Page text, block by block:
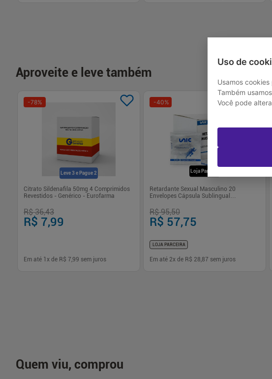
Uso de
Usamos
Também
Você pode
Aproveite e leve também
Leve 3 e Pague 2
-78%
Citrato Sildenafila 50mg 4 Comprimidos
Revestidos - Genérico - Eurofarma
R$ 36,43
R$ 7,99
Em até 1 x de R$ 7,99 sem juros
Loja Parceira
-40%
Retardante Sexual Masculino 20
Envelopes Cápsula Sublingual
R$ 95,50
R$ 57,75
LOJA PARCEIRA
Em até 2x de R$ 28,87 sem juros
Quem viu, comprou